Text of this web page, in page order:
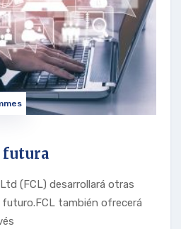
futura
(FCL) desarrollará otras
también ofrecerá